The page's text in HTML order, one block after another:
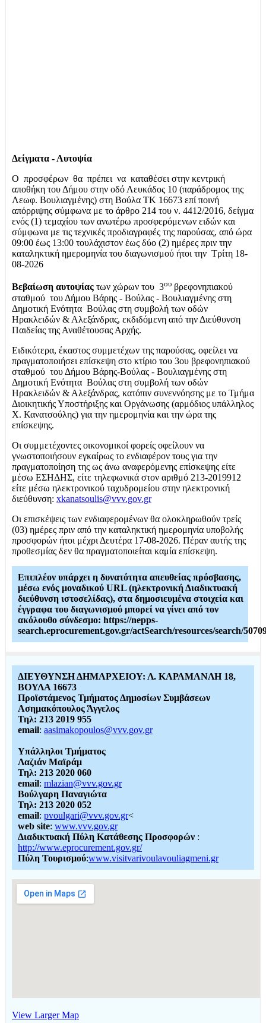
Δείγματα - Αυτοψία
Ο προσφέρων θα πρέπει να καταθέσει στην κεντρική
αποθήκη του Δήμου στην οδό Λευκάδος 10 (παράδρομος της
Λεωφ. Βουλιαγμένης) στη Βούλα ΤΚ 16673 επί ποινή
απόρριψης σύμφωνα με το άρθρο 214 του ν. 4412/2016, δείγμα
ενός (1) τεμαχίου των ανωτέρω προσφερόμενων ειδών και
σύμφωνα με τις τεχνικές προδιαγραφές της παρούσας, από ώρα
09:00 έως 13:00 τουλάχιστον έως δύο (2) ημέρες πριν την
καταληκτική ημερομηνία του διαγωνισμού ήτοι την Τρίτη 18-
08-2026
Βεβαίωση αυτοψίας των χώρων του 3ου βρεφονηπιακού
σταθμού του Δήμου Βάρης - Βούλας - Βουλιαγμένης στη
Δημοτική Ενότητα Βούλας στη συμβολή των οδών
Ηρακλειδών & Αλεξάνδρας, εκδιδόμενη από την Διεύθυνση
Παιδείας της Αναθέτουσας Αρχής.
Ειδικότερα, έκαστος συμμετέχων της παρούσας, οφείλει να
πραγματοποιήσει επίσκεψη στο κτίριο του 3ου βρεφονηπιακού
σταθμού του Δήμου Βάρης-Βούλας - Βουλιαγμένης στη
Δημοτική Ενότητα Βούλας στη συμβολή των οδών
Ηρακλειδών & Αλεξάνδρας, κατόπιν συνεννόησης με το Τμήμα
Διοικητικής Υποστήριξης και Οργάνωσης (αρμόδιος υπάλληλος
Χ. Κανατσούλης) για την ημερομηνία και την ώρα της
επίσκεψης.
Οι συμμετέχοντες οικονομικοί φορείς οφείλουν να
γνωστοποιήσουν εγκαίρως το ενδιαφέρον τους για την
πραγματοποίηση της ως άνω αναφερόμενης επίσκεψης είτε
μέσω ΕΣΗΔΗΣ, είτε τηλεφωνικά στον αριθμό 213-2019912
είτε μέσω ηλεκτρονικού ταχυδρομείου στην ηλεκτρονική
διεύθυνση: xkanatsoulis@vvv.gov.gr
Οι επισκέψεις των ενδιαφερομένων θα ολοκληρωθούν τρείς
(03) ημέρες πριν από την καταληκτική ημερομηνία υποβολής
προσφορών ήτοι μέχρι Δευτέρα 17-08-2026. Πέραν αυτής της
προθεσμίας δεν θα πραγματοποιείται καμία επίσκεψη.
Επιπλέον υπάρχει η δυνατότητα απευθείας πρόσβασης,
μέσω ενός μοναδικού URL (ηλεκτρονική Διαδικτυακή
διεύθυνση ιστοσελίδας), στα δημοσιευμένα στοιχεία και
έγγραφα του διαγωνισμού μπορεί να γίνει από τον
ακόλουθο σύνδεσμο: https://nepps-
search.eprocurement.gov.gr/actSearch/resources/search/
ΔΙΕΥΘΥΝΣΗ ΔΗΜΑΡΧΕΙΟΥ: Λ. ΚΑΡΑΜΑΝΛΗ 18,
ΒΟΥΛΑ 16673
Προϊστάμενος Τμήματος Δημοσίων Συμβάσεων
Ασημακόπουλος Άγγελος
Τηλ: 213 2019 955
email: aasimakopoulos@vvv.gov.gr
Υπάλληλοι Τμήματος
Λαζιάν Μαϊράμ
Τηλ: 213 2020 060
email: mlazian@vvv.gov.gr
Βούλγαρη Παναγιώτα
Τηλ: 213 2020 052
email: pvoulgari@vvv.gov.gr<
web site: www.vvv.gov.gr
Διαδικτυακή Πύλη Κατάθεσης Προσφορών :
http://www.eprocurement.gov.gr/
Πύλη Τουρισμού:www.visitvarivoulavouliagmeni.gr
View Larger Map